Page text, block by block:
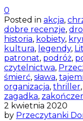
0
Posted in akcja,
dobre recenzje,
historia, kobiety,
kultura, legendy,
patronat, podróż,
czytelnictwa,
śmierć, sława,
organizacja, thriller,
zagadka,
2 kwietnia 2020
by Przeczytanki